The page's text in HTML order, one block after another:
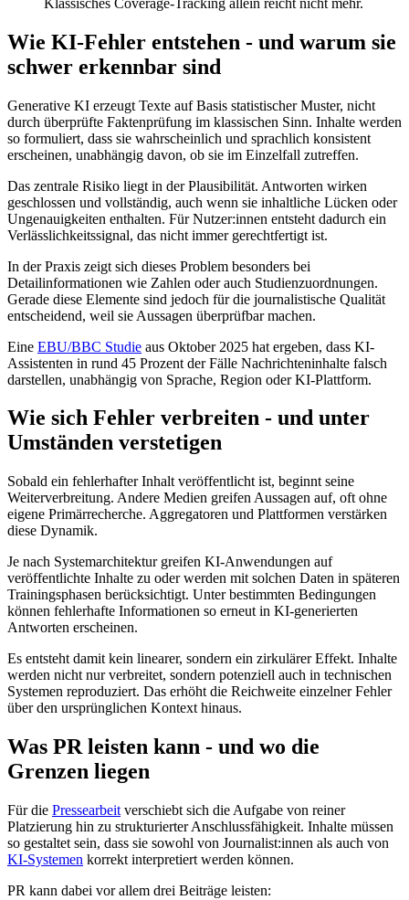
Wie KI-Fehler entstehen - und warum sie
schwer erkennbar sind
Generative KI erzeugt Texte auf Basis statistischer Muster, nicht
durch überprüfte Faktenprüfung im klassischen Sinn. Inhalte werden
so formuliert, dass sie wahrscheinlich und sprachlich konsistent
erscheinen, unabhängig davon, ob sie im Einzelfall zutreffen.
Das zentrale Risiko liegt in der Plausibilität. Antworten wirken
geschlossen und vollständig, auch wenn sie inhaltliche Lücken oder
Ungenauigkeiten enthalten. Für Nutzer:innen entsteht dadurch ein
Verlässlichkeitssignal, das nicht immer gerechtfertigt ist.
In der Praxis zeigt sich dieses Problem besonders bei
Detailinformationen wie Zahlen oder auch Studienzuordnungen.
Gerade diese Elemente sind jedoch für die journalistische Qualität
entscheidend, weil sie Aussagen überprüfbar machen.
Eine EBU/BBC Studie aus Oktober 2025 hat ergeben, dass KI-
Assistenten in rund 45 Prozent der Fälle Nachrichteninhalte falsch
darstellen, unabhängig von Sprache, Region oder KI-Plattform.
Wie sich Fehler verbreiten - und unter
Umständen verstetigen
Sobald ein fehlerhafter Inhalt veröffentlicht ist, beginnt seine
Weiterverbreitung. Andere Medien greifen Aussagen auf, oft ohne
eigene Primärrecherche. Aggregatoren und Plattformen verstärken
diese Dynamik.
Je nach Systemarchitektur greifen KI-Anwendungen auf
veröffentlichte Inhalte zu oder werden mit solchen Daten in späteren
Trainingsphasen berücksichtigt. Unter bestimmten Bedingungen
können fehlerhafte Informationen so erneut in KI-generierten
Antworten erscheinen.
Es entsteht damit kein linearer, sondern ein zirkulärer Effekt. Inhalte
werden nicht nur verbreitet, sondern potenziell auch in technischen
Systemen reproduziert. Das erhöht die Reichweite einzelner Fehler
über den ursprünglichen Kontext hinaus.
Was PR leisten kann - und wo die
Grenzen liegen
Für die Pressearbeit verschiebt sich die Aufgabe von reiner
Platzierung hin zu strukturierter Anschlussfähigkeit. Inhalte müssen
so gestaltet sein, dass sie sowohl von Journalist:innen als auch von
KI-Systemen korrekt interpretiert werden können.
PR kann dabei vor allem drei Beiträge leisten: